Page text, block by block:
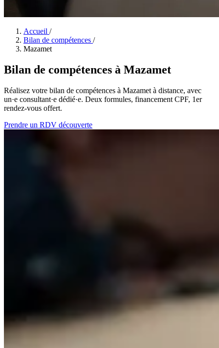
Accueil /
Bilan de compétences /
Mazamet
Bilan de compétences à Mazamet
Réalisez votre bilan de compétences à Mazamet à distance, avec
un·e consultant·e dédié·e. Deux formules, financement CPF, 1er
rendez-vous offert.
Prendre un RDV découverte